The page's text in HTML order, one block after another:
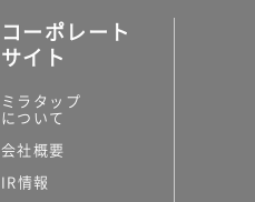
コーポレート
サイト
ミラタップ
について
会社概要
IR情報